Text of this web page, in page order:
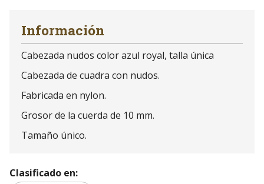
Información
Cabezada nudos color azul royal, talla única
Cabezada de cuadra con nudos.
Fabricada en nylon.
Grosor de la cuerda de 10 mm.
Tamaño único.
Clasificado en: